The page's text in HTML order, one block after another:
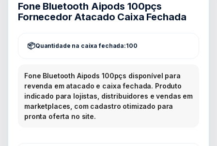
Fone Bluetooth Aipods 100pçs
Fornecedor Atacado Caixa Fechada
Quantidade na caixa fechada:100
Fone Bluetooth Aipods 100pçs disponível para
revenda em atacado e caixa fechada. Produto
indicado para lojistas, distribuidores e vendas em
marketplaces, com cadastro otimizado para
pronta oferta no site.